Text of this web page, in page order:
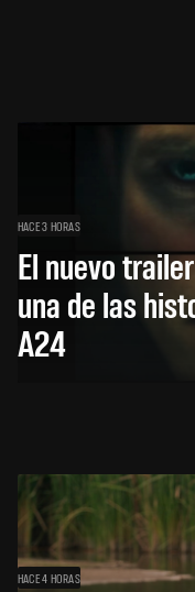
HACE 3 HORAS
El nuevo
una de las
A24
HACE 4 HORAS